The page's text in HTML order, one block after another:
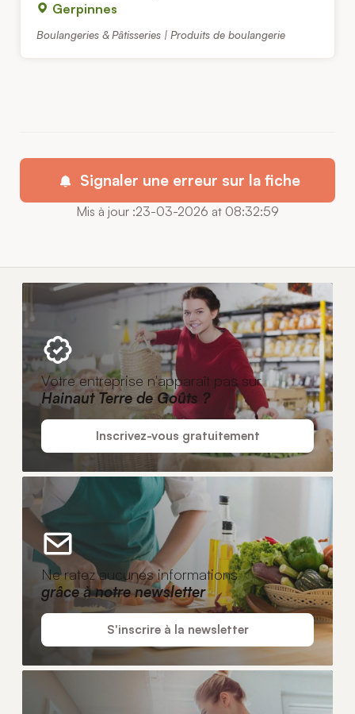
Gerpinnes
Boulangeries & Pâtisseries | Produits de boulangerie
Signaler une erreur sur la fiche
Mis à jour :23-03-2026 at 08:32:59
Votre entreprise n'apparaît pas sur
Hainaut Terre de Goûts ?
Inscrivez-vous gratuitement
Ne ratez aucunes informations
grâce à notre newsletter
S'inscrire à la newsletter